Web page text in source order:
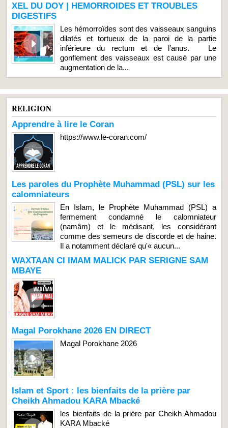
XEL DU DOY | HEMORROIDES ET TROUBLES
DIGESTIFS
Les hémorroïdes sont des vaisseaux sanguins
dilatés et tortueux de la paroi de la partie
inférieure du rectum et de l’anus. Le
gonflement des vaisseaux est causé par une
augmentation de la...
RELIGION
Apprendre à lire le Coran
https://www.le-coran.com/
Les paroles du Prophète Muhammad (PSL) sur les
calomniateurs
En Islam, le Prophète Muhammad (PSL) a
fermement condamné le calomniateur
(namâm) et le médisant, les considérant
comme des semeurs de discorde et de haine.
Il a notamment déclaré qu'« aucun...
WAXTAAN CI IMAM MALICK PAR SERIGNE SAM
MBAYE
Magal Porokhane 2026 EN DIRECT
Magal Porokhane 2026
Islam et Sport : les bienfaits de la prière par
Cheikh Ahmadou KARA Mbacké
les bienfaits de la prière par Cheikh Ahmadou
KARA Mbacké